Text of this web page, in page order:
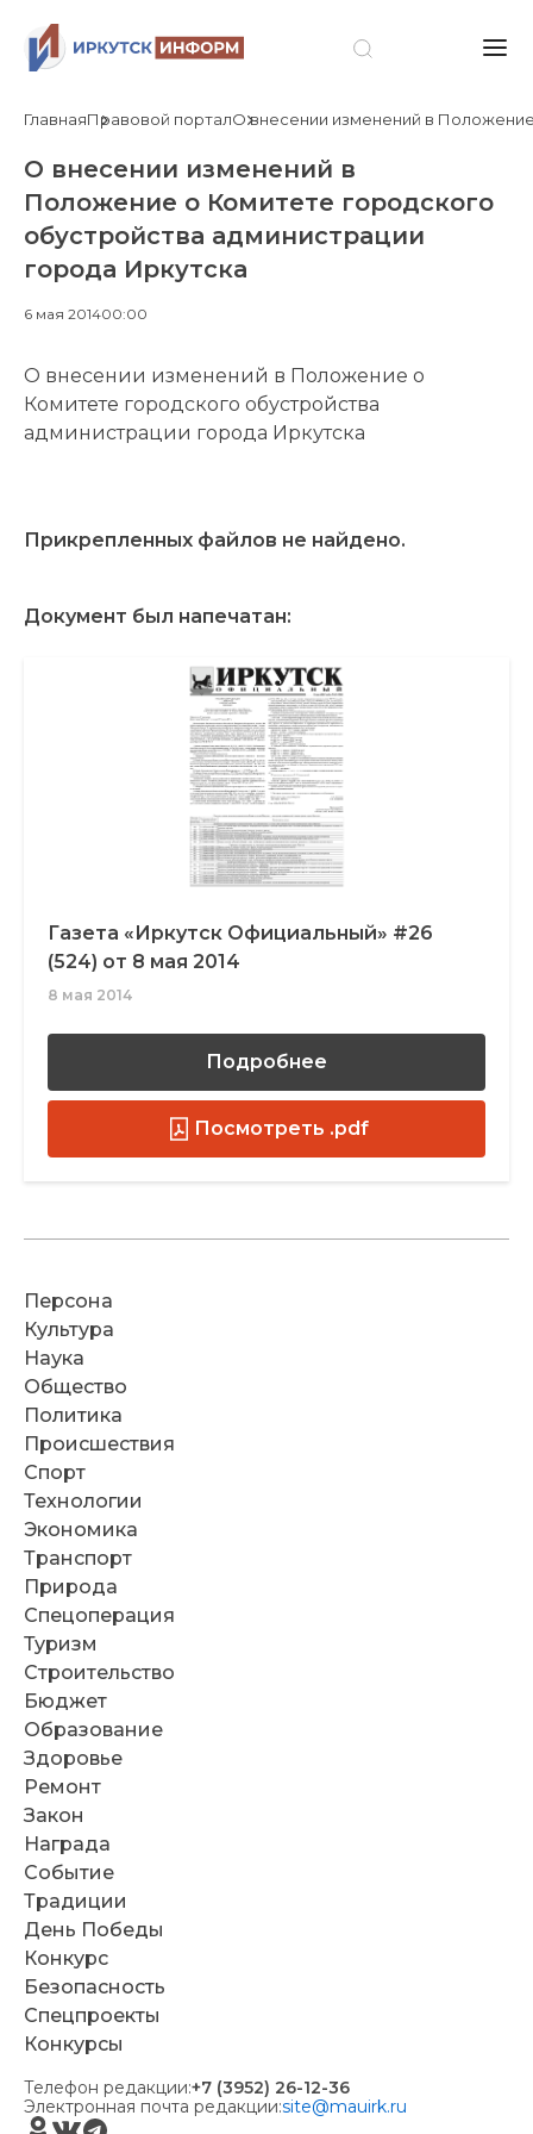
ГлавнаяПравовой порталО внесении изменений в
О внесении изменений в
Положение о Комитете городского
обустройства администрации
города Иркутска
6 мая 201400:00
О внесении изменений в Положение о
Комитете городского обустройства
администрации города Иркутска
Прикрепленных файлов не найдено.
Документ был напечатан:
Газета «Иркутск Официальный» #26
(524) от 8 мая 2014
8 мая 2014
Подробнее
Посмотреть .pdf
Персона
Культура
Наука
Общество
Политика
Происшествия
Спорт
Технологии
Экономика
Транспорт
Природа
Спецоперация
Туризм
Строительство
Бюджет
Образование
Здоровье
Ремонт
Закон
Награда
Событие
Традиции
День Победы
Конкурс
Безопасность
Спецпроекты
Конкурсы
Телефон редакции:+7 (3952) 26-12-36
Электронная почта редакции:site@mauirk.ru